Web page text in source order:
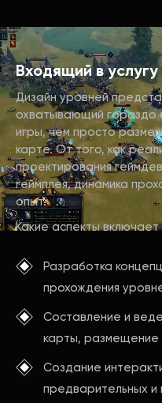
Входящий в
Дизайн уровней
охватывающий гораздо
игры, чем просто
карте. От того, как
проектирования
геймплея, динамика
опыт.
Какие аспекты
Разработка
прохождения
Составление и
карты, размещение
Создание
предварительных и